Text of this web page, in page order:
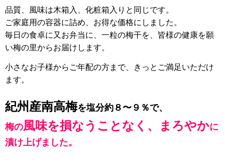
品質、風味は木箱入、化粧箱入りと同じです。
ご家庭用の容器に詰め、お得な価格にしました。
毎日の食卓に又お弁当に、一粒の梅干を、皆様の健康を願
い梅の里からお届けします。
小さなお子様からご年配の方まで、きっとご満足いただけ
ます。
紀州産南高梅を塩分約８〜９％で、
梅の風味を損なうことなく、まろやかに
漬け上げました。